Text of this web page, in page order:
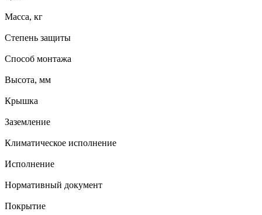
Масса, кг
Степень защиты
Способ монтажа
Высота, мм
Крышка
Заземление
Климатическое исполнение
Исполнение
Нормативный документ
Покрытие